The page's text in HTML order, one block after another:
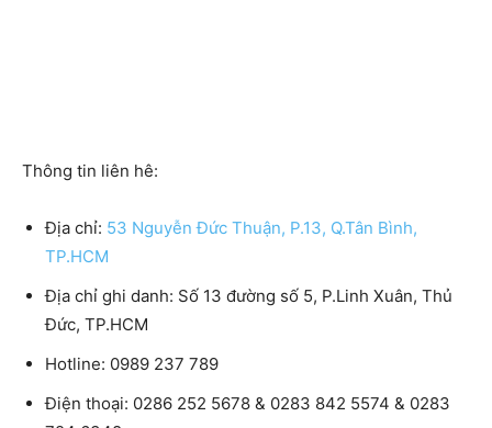
Thông tin liên hê:
Địa chỉ: 53 Nguyễn Đức Thuận, P.13, Q.Tân Bình,
TP.HCM
Địa chỉ ghi danh: Số 13 đường số 5, P.Linh Xuân, Thủ
Đức, TP.HCM
Hotline: 0989 237 789
Điện thoại: 0286 252 5678 & 0283 842 5574 & 0283